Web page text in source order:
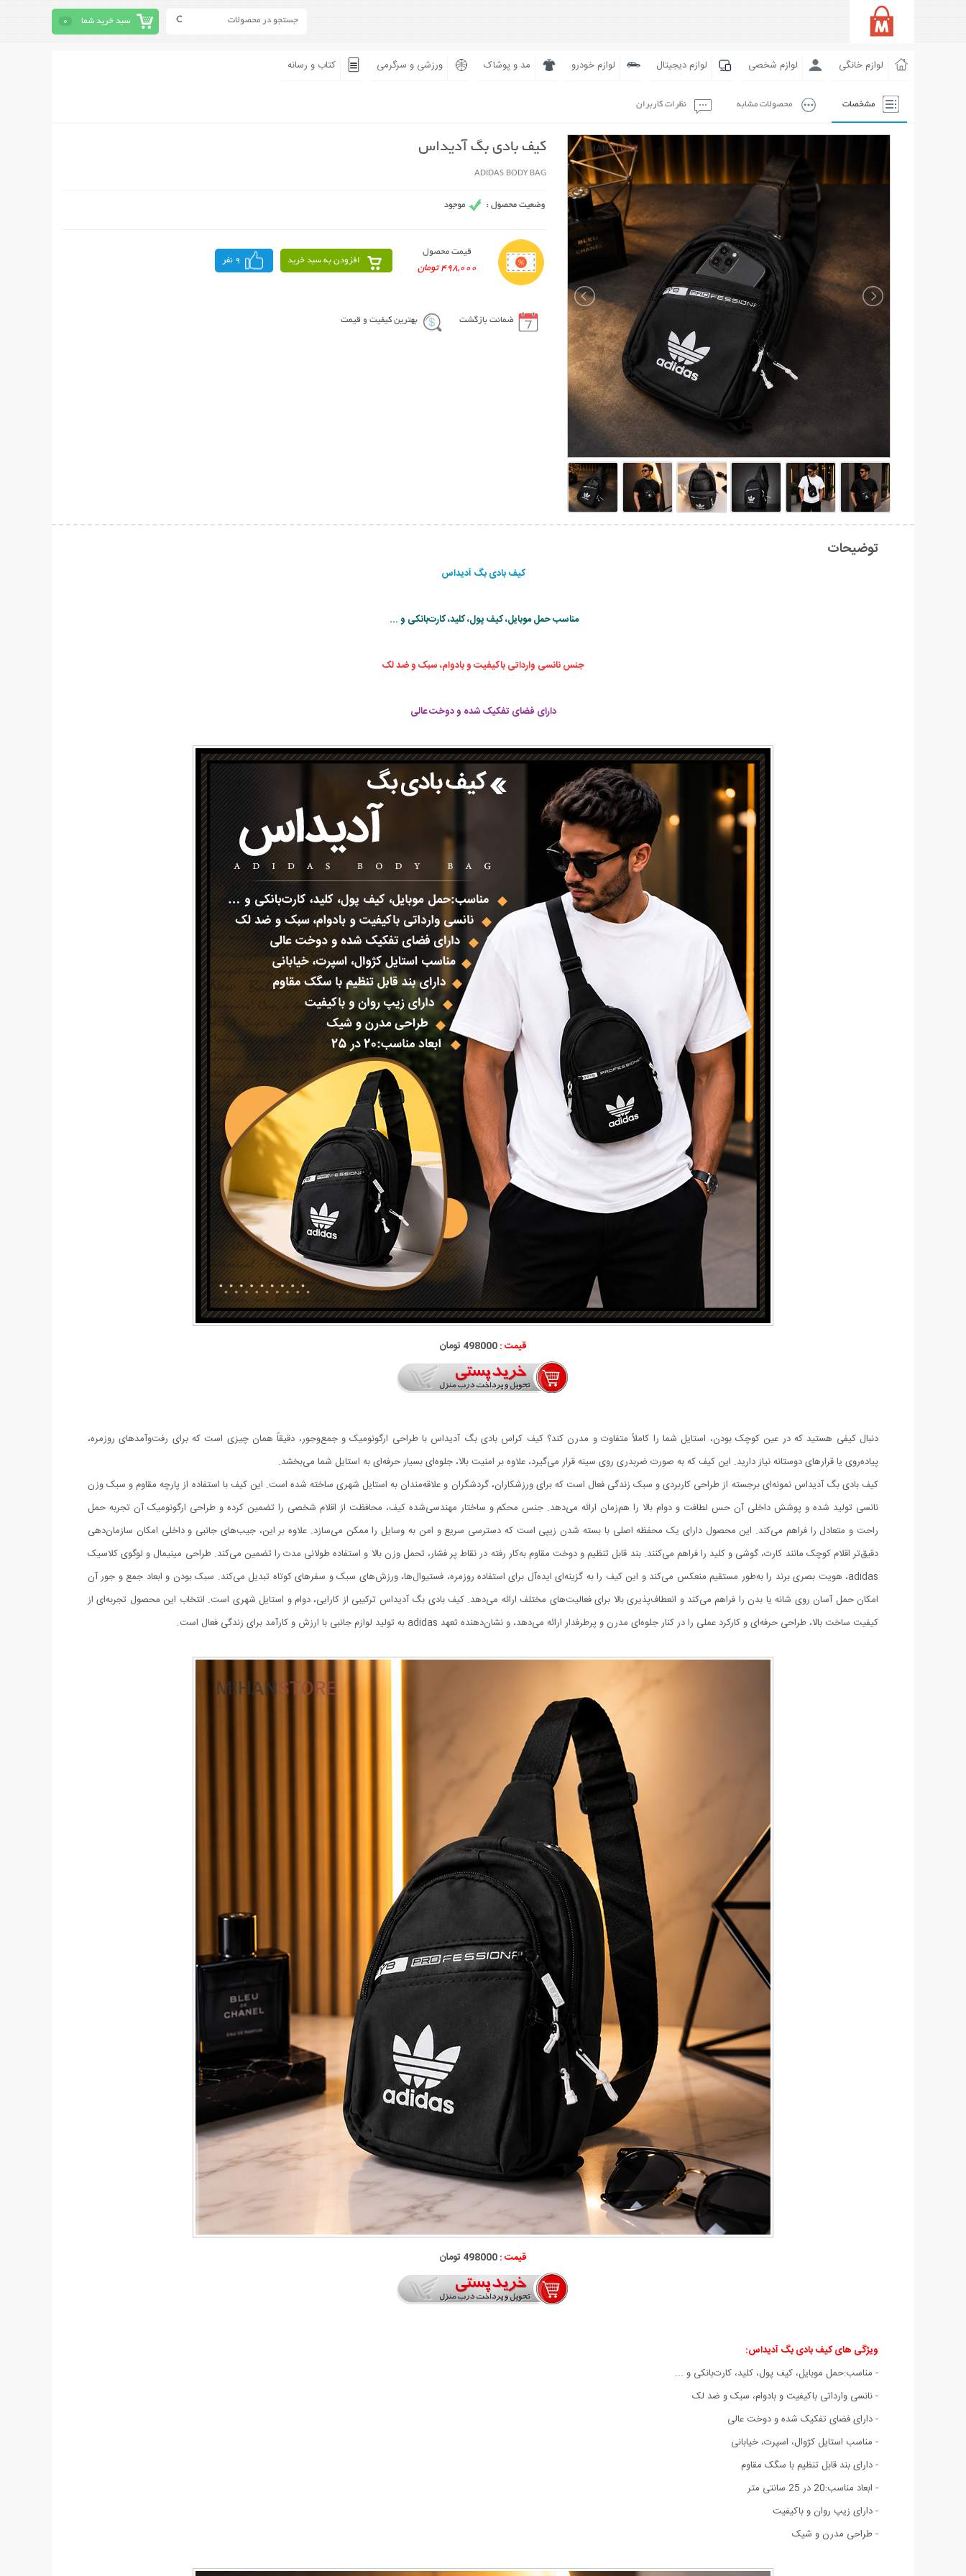
سبد خرید شما 0
لوازم خانگی لوازم شخصی لوازم دیجیتال لوازم خودرو مد و پوشاک ورزشی و سرگرمی کتاب و رسانه
مشخصات محصولات مشابه نظرات کاربران
کیف بادی بگ آدیداس
ADIDAS BODY BAG
قیمت محصول
498,000 تومان
افزودن به سبد خرید 9 نفر
ضمانت بازگشت بهترین کیفیت و قیمت
توضیحات
کیف بادی بگ آدیداس
مناسب حمل موبایل، کیف پول، کلید، کارت‌بانکی و ...
جنس نانسی وارداتی باکیفیت و بادوام، سبک و ضد لک
دارای فضای تفکیک شده و دوخت عالی
قیمت :498000 تومان
دنبال کیفی هستید که در عین کوچک بودن، استایل شما را کاملاً متفاوت و مدرن کند؟ کیف کراس‌ بادی بگ آدیداس با طراحی ارگونومیک و جمع‌وجور، دقیقاً همان چیزی است که برای رفت‌وآمدهای روزمره،
پیاده‌روی یا قرارهای دوستانه نیاز دارید. این کیف که به صورت ضربدری روی سینه قرار می‌گیرد، علاوه بر امنیت بالا، جلوه‌ای بسیار حرفه‌ای به استایل شما می‌بخشد.
کیف بادی بگ آدیداس نمونه‌ای برجسته از طراحی کاربردی و سبک زندگی فعال است که برای ورزشکاران، گردشگران و علاقه‌مندان به استایل شهری ساخته شده است. این کیف با استفاده از پارچه مقاوم و سبک وزن
نانسی تولید شده و پوشش داخلی آن حس لطافت و دوام بالا را هم‌زمان ارائه می‌دهد. جنس محکم و ساختار مهندسی‌شده کیف، محافظت از اقلام شخصی را تضمین کرده و طراحی ارگونومیک آن تجربه حمل
راحت و متعادل را فراهم می‌کند. این محصول دارای یک محفظه اصلی با بسته شدن زیپی است که دسترسی سریع و امن به وسایل را ممکن می‌سازد. علاوه بر این، جیب‌های جانبی و داخلی امکان سازمان‌دهی
دقیق‌تر اقلام کوچک مانند کارت، گوشی و کلید را فراهم می‌کنند. بند قابل تنظیم و دوخت مقاوم به‌کار رفته در نقاط پر فشار، تحمل وزن بالا و استفاده طولانی مدت را تضمین می‌کند. طراحی مینیمال و لوگوی کلاسیک
adidas، هویت بصری برند را به‌طور مستقیم منعکس می‌کند و این کیف را به گزینه‌ای ایده‌آل برای استفاده روزمره، فستیوال‌ها، ورزش‌های سبک و سفرهای کوتاه تبدیل می‌کند. سبک بودن و ابعاد جمع و جور آن
امکان حمل آسان روی شانه یا بدن را فراهم می‌کند و انعطاف‌پذیری بالا برای فعالیت‌های مختلف ارائه می‌دهد. کیف بادی بگ آدیداس ترکیبی از کارایی، دوام و استایل شهری است. انتخاب این محصول تجربه‌ای از
کیفیت ساخت بالا، طراحی حرفه‌ای و کارکرد عملی را در کنار جلوه‌ای مدرن و پرطرفدار ارائه می‌دهد، و نشان‌دهنده تعهد adidas به تولید لوازم جانبی با ارزش و کارآمد برای زندگی فعال است.
قیمت :498000 تومان
ویژگی های کیف بادی بگ آدیداس:
- مناسب:حمل موبایل، کیف پول، کلید، کارت‌بانکی و ...
- نانسی وارداتی باکیفیت و بادوام، سبک و ضد لک
- دارای فضای تفکیک شده و دوخت عالی
- مناسب استایل کژوال، اسپرت، خیابانی
- دارای بند قابل تنظیم با سگک مقاوم
- ابعاد مناسب:20 در 25 سانتی متر
- دارای زیپ روان و باکیفیت
- طراحی مدرن و شیک